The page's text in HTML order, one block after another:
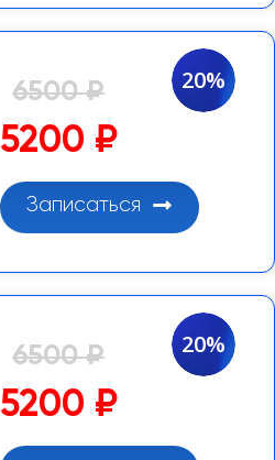
20%
6500 ₽
5200 ₽
Записаться
20%
6500 ₽
5200 ₽